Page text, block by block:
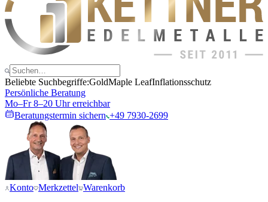
Beliebte Suchbegriffe:GoldMaple LeafInflationsschutz
Persönliche Beratung
Mo–Fr 8–20 Uhr erreichbar
Beratungstermin sichern +49 7930-2699
Konto Merkzettel Warenkorb